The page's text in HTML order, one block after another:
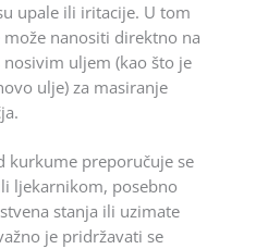
upale ili iritacije. U tom
nanositi direktno na
uljem (kao što je
ulje) za masiranje
kurkume preporučuje se
ljekarnikom, posebno
stanja ili uzimate
je pridržavati se